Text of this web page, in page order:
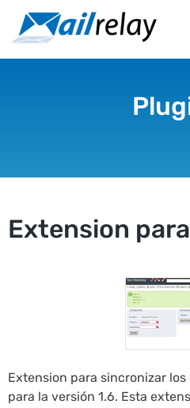
contenido
Extension
Extension para sincronizar
para la versión 1.6. Esta